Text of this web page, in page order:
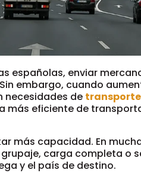
españolas, enviar
embargo, cuando
necesidades de
más eficiente de
más capacidad. En
carga completa o
y el país de destino.